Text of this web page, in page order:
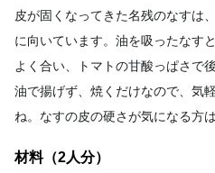
皮が固くなってきた名残のなすは
に向いています。油を吸ったなす
よく合い、トマトの甘酸っぱさで
油で揚げず、焼くだけなので、気
ね。なすの皮の硬さが気になる方
材料（2人分）